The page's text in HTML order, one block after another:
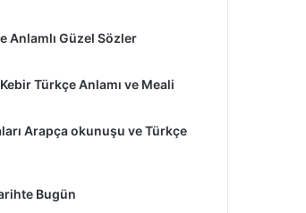
Anlamlı Güzel Sözler
Türkçe Anlamı ve Meali
Arapça okunuşu ve Türkçe
Bugün